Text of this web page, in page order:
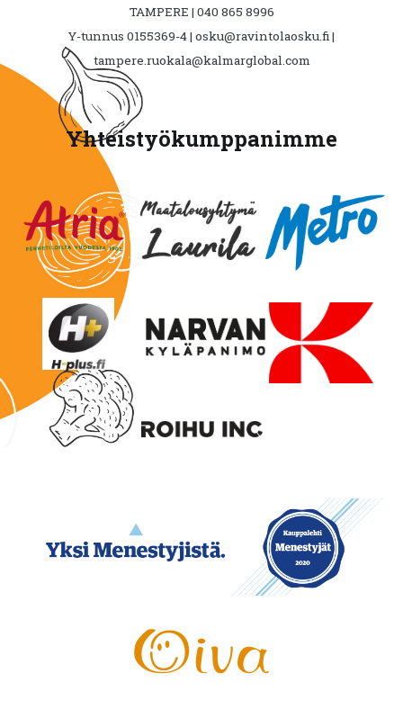
TAMPERE | 040 865 8996
Y-tunnus 0155369-4 | osku@ravintolaosku.fi |
tampere.ruokala@kalmarglobal.com
Yhteistyökumppanimme